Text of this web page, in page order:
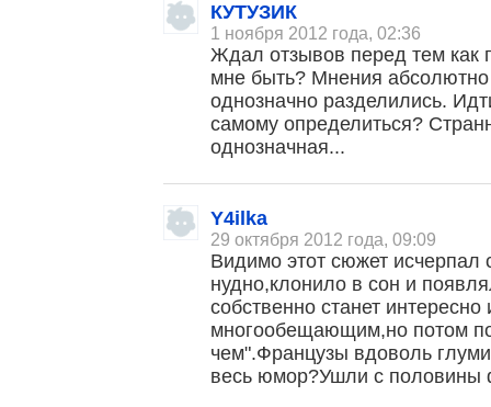
КУТУЗИК
1 ноября 2012 года, 02:36
Ждал отзывов перед тем как
мне быть? Мнения
однозначно разделились.
самому определиться?
однозначная...
Y4ilka
29 октября 2012 года, 09:09
Видимо этот сюжет исчерпал
нудно,клонило в сон и
собственно станет
многообещающим,но потом
чем".Французы вдоволь
весь юмор?Ушли с половины